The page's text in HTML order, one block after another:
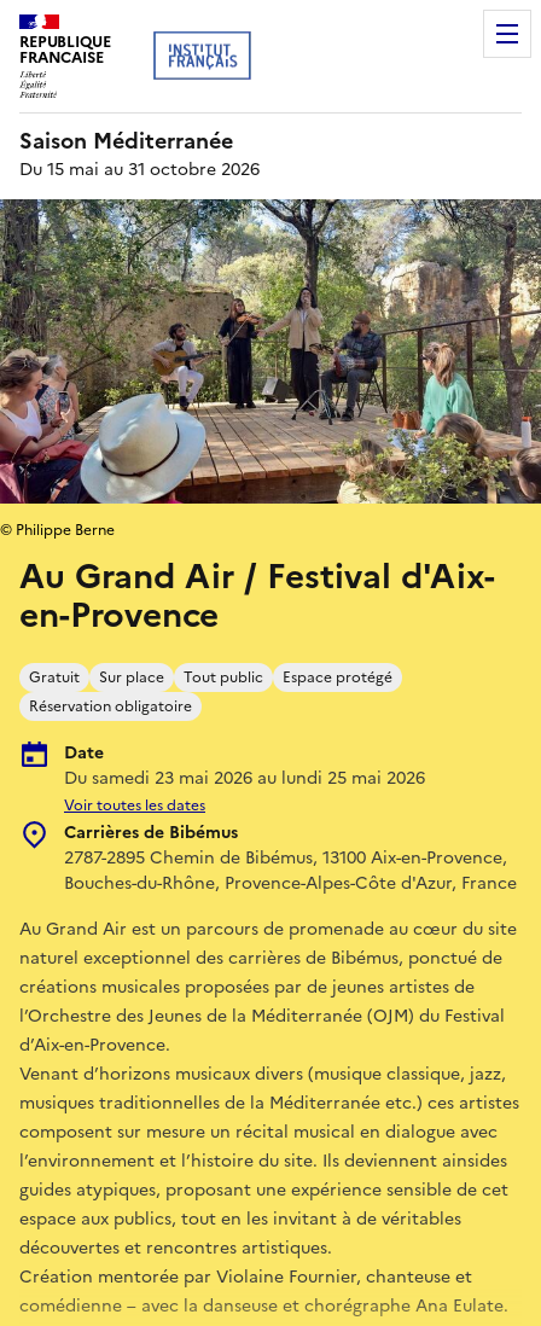
REPUBLIQUE
FRANCAISE
Saison Méditerranée
Du 15 mai au 31 octobre 2026
Au Grand Air / Festival d'Aix-
en-Provence
Gratuit Sur place Tout public
Espace protégé
Réservation obligatoire
Date
Du samedi 23 mai 2026 au lundi 25 mai 2026
Voir toutes les dates
Carrières de Bibémus
2787-2895 Chemin de Bibémus, 13100 Aix-en-Provence,
Bouches-du-Rhône, Provence-Alpes-Côte d'Azur, France
© Philippe Berne
Au Grand Air est un parcours de promenade au cœur du site
naturel exceptionnel des carrières de Bibémus, ponctué de
créations musicales proposées par de jeunes artistes de
l’Orchestre des Jeunes de la Méditerranée (OJM) du Festival
d’Aix-en-Provence.
Venant d’horizons musicaux divers (musique classique, jazz,
musiques traditionnelles de la Méditerranée etc.) ces artistes
composent sur mesure un récital musical en dialogue avec
l’environnement et l’histoire du site. Ils deviennent ainsides
guides atypiques, proposant une expérience sensible de cet
espace aux publics, tout en les invitant à de véritables
découvertes et rencontres artistiques.
Création mentorée par Violaine Fournier, chanteuse et
comédienne – avec la danseuse et chorégraphe Ana Eulate.